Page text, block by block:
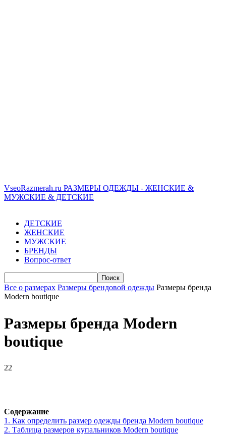
VseoRazmerah.ru РАЗМЕРЫ ОДЕЖДЫ - ЖЕНСКИЕ &
МУЖСКИЕ & ДЕТСКИЕ
ДЕТСКИЕ
ЖЕНСКИЕ
МУЖСКИЕ
БРЕНДЫ
Вопрос-ответ
Все о размерах Размеры брендовой одежды Размеры бренда
Modern boutique
Размеры бренда Modern
boutique
22
Содержание
1. Как определить размер одежды брендa Modern boutique
2. Таблица размеров купальников Modern boutique